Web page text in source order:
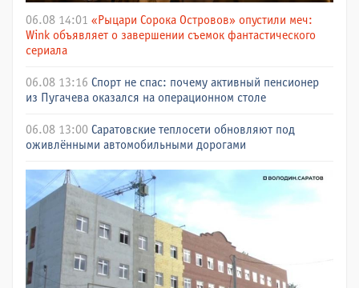
06.08 14:01 «Рыцари Сорока Островов» опустили меч:
Wink объявляет о завершении съемок фантастического
сериала
06.08 13:16 Спорт не спас: почему активный пенсионер
из Пугачева оказался на операционном столе
06.08 13:00 Саратовские теплосети обновляют под
оживлёнными автомобильными дорогами